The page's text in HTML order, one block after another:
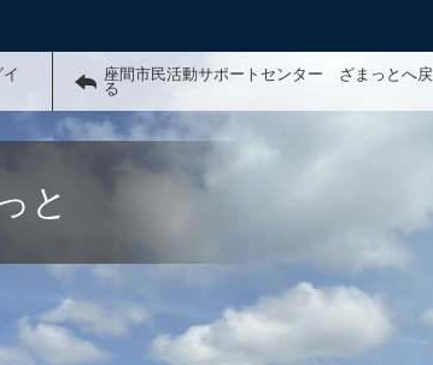
座間市民活動サポートセンター ざまっとへ戻
る
と